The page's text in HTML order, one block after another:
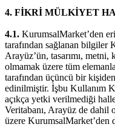
4. FİKRİ MÜLKİYET
4.1. KurumsalMarket’den
tarafından sağlanan bilgiler
Arayüz’ün, tasarımı, metni,
olmamak üzere tüm
tarafından üçüncü bir
edinilmiştir. İşbu Kullanım
açıkça yetki verilmediği
Veritabanı, Arayüz de dahil
üzere KurumsalMarket’den